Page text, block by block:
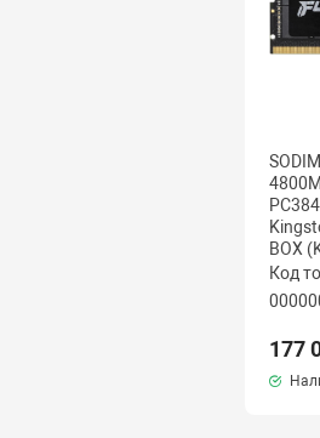
BOX
Код
177